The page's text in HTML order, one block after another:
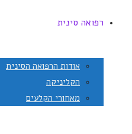
רפואה סינית
אודות הרפואה הסינית
הקליניקה
מאחורי הקלעים